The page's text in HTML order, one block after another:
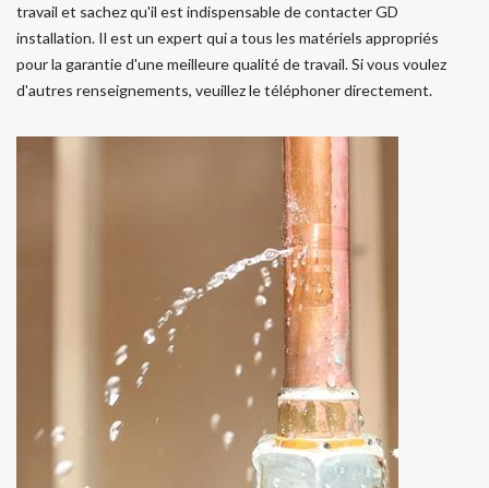
travail et sachez qu'il est indispensable de contacter GD
installation. Il est un expert qui a tous les matériels appropriés
pour la garantie d'une meilleure qualité de travail. Si vous voulez
d'autres renseignements, veuillez le téléphoner directement.